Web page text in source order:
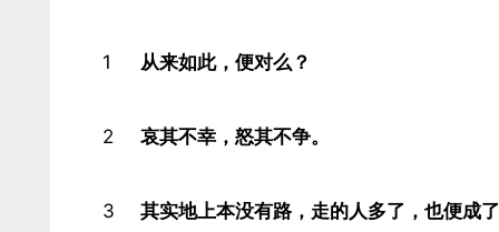
1 从来如此，便对么？​
2 哀其不幸，怒其不争。​
3 其实地上本没有路，走的人多了，也便成